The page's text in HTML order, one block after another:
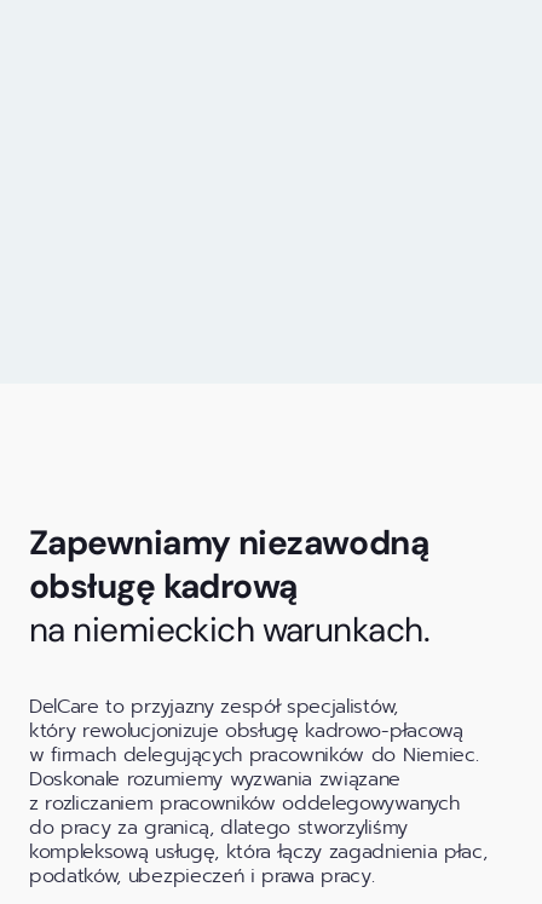
Zapewniamy niezawodną
obsługę kadrową
na niemieckich warunkach.
DelCare to przyjazny zespół specjalistów,
który rewolucjonizuje obsługę kadrowo-płacową
w firmach delegujących pracowników do Niemiec.
Doskonale rozumiemy wyzwania związane
z rozliczaniem pracowników oddelegowywanych
do pracy za granicą, dlatego stworzyliśmy
kompleksową usługę, która łączy zagadnienia płac,
podatków, ubezpieczeń i prawa pracy.